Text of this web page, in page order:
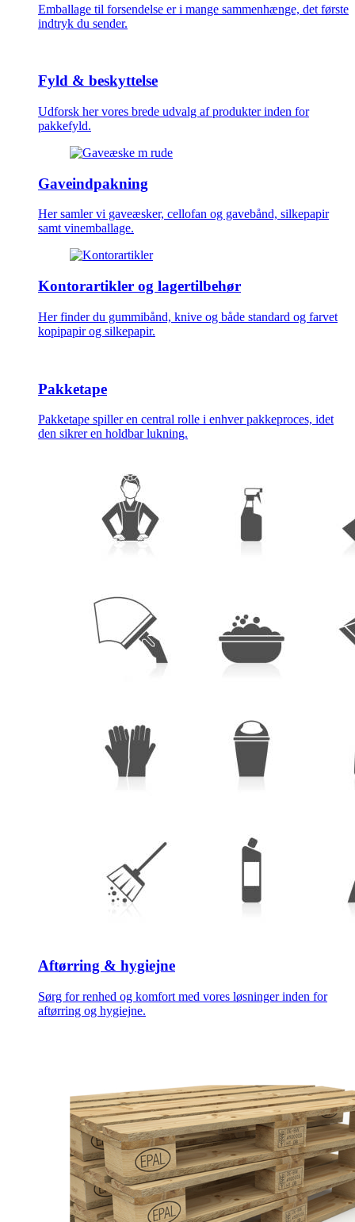
Emballage til forsendelse er i mange sammenhænge, det første
indtryk du sender.
Fyld & beskyttelse
Udforsk her vores brede udvalg af produkter inden for
pakkefyld.
Gaveindpakning
Her samler vi gaveæsker, cellofan og gavebånd, silkepapir
samt vinemballage.
Kontorartikler og lagertilbehør
Her finder du gummibånd, knive og både standard og farvet
kopipapir og silkepapir.
Pakketape
Pakketape spiller en central rolle i enhver pakkeproces, idet
den sikrer en holdbar lukning.
Aftørring & hygiejne
Sørg for renhed og komfort med vores løsninger inden for
aftørring og hygiejne.